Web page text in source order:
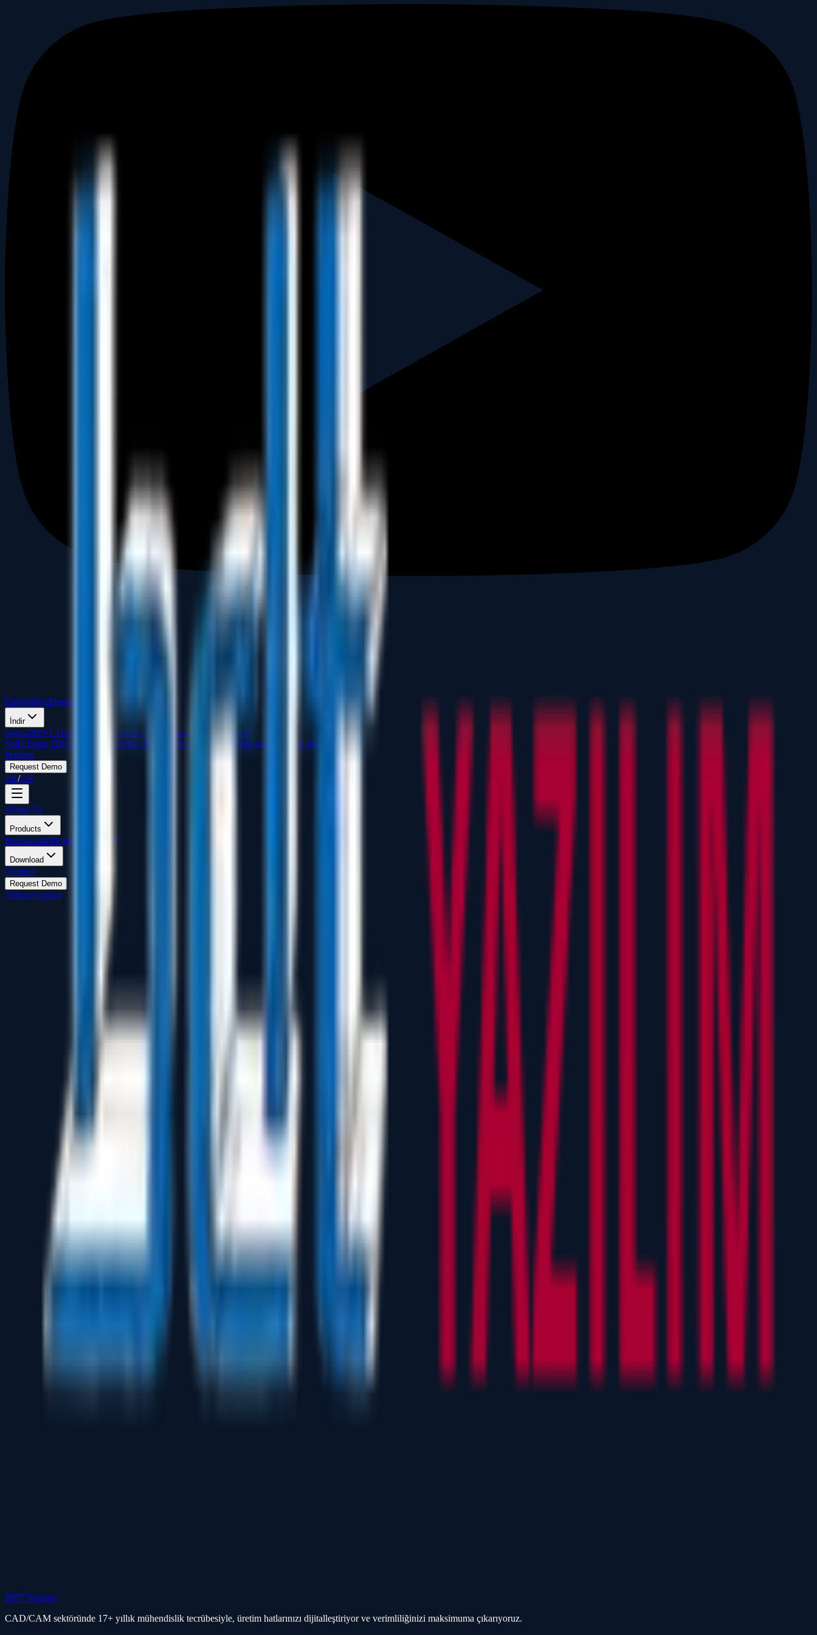
EğitimBlogDestek
İndir
SigmaNEST Demo İndir
Kapsamlı yerleşim programını deneyin
Solid Edge 2DÖmür boyu ücretsiz 2D CADSolid Edge 3DTüm özellikleri 30 gün keşfedin
İletişim
Request Demo
TR/EN
About Us
Products
ReferanslarBlogSupport FAQ
Download
Contact
Request Demo
TürkçeEnglish
bilgi@bdtyazilim.com 0212 210 99 98
BDT Yazılım
CAD/CAM sektöründe 17+ yıllık mühendislik tecrübesiyle, üretim hatlarınızı dijitalleştiriyor ve verimliliğinizi maksimuma çıkarıyoruz.